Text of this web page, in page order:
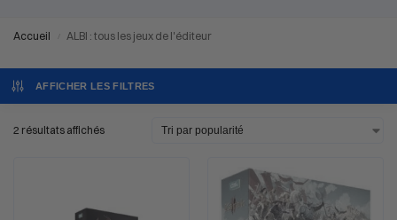
Accueil ALBI : tous les jeux de l'éditeur
AFFICHER LES FILTRES
2 résultats affichés